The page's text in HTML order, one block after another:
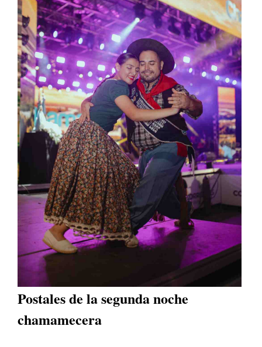
Postales de la segunda noche
chamamecera